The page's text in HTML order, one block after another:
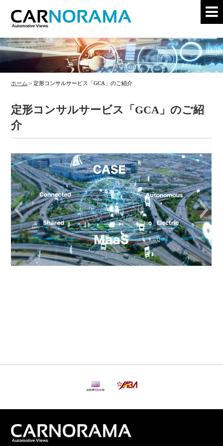
ホーム >定形コンサルサービス「GCA」のご紹介
定形コンサルサービス「GCA」のご紹
介